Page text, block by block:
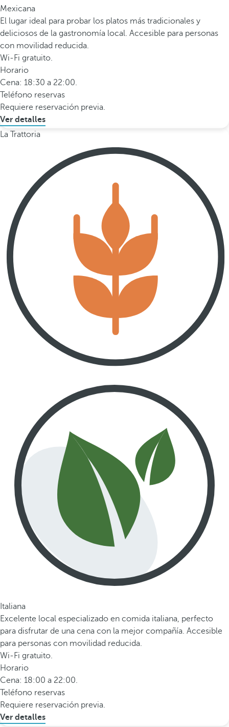
Mexicana
El lugar ideal para probar los platos más tradicionales y
deliciosos de la gastronomía local. Accesible para personas
con movilidad reducida.
Wi-Fi gratuito.
Horario
Cena: 18:30 a 22:00.
Teléfono reservas
Requiere reservación previa.
Ver detalles
La Trattoria
Italiana
Excelente local especializado en comida italiana, perfecto
para disfrutar de una cena con la mejor compañía. Accesible
para personas con movilidad reducida.
Wi-Fi gratuito.
Horario
Cena: 18:00 a 22:00.
Teléfono reservas
Requiere reservación previa.
Ver detalles